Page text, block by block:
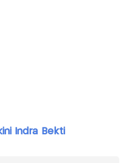
Indra Bekti